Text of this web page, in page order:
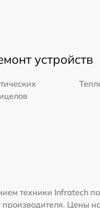
устройств
техники Infratech
Цены